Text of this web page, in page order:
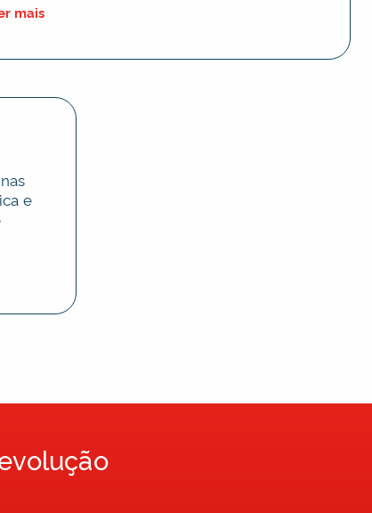
Pós graduado em Gestão
Clínica. Pós graduado em
Médicos Hospitalares.
Experiência em Medicina Nuclear há 24 anos.
mais
e
1°